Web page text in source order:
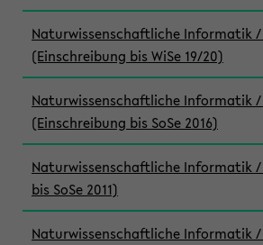
Naturwissenschaftliche Informatik /
(Einschreibung bis WiSe 19/20)
Naturwissenschaftliche Informatik /
(Einschreibung bis SoSe 2016)
Naturwissenschaftliche Informatik /
bis SoSe 2011)
Naturwissenschaftliche Informatik /